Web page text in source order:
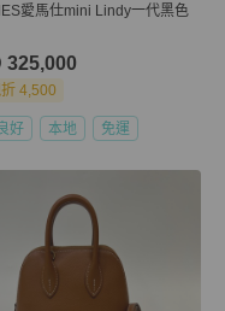
愛馬仕mini Lindy一代黑色
325,000
4,500
好 本地 免運